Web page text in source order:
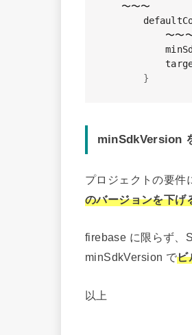
〜〜〜
〜〜
}
minSdkVersion
プロジェクトの要件
のバージョンを下げ
firebase に限らず、
minSdkVersion でビ
以上